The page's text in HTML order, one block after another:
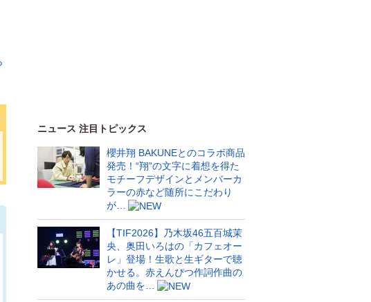
ニュース 注目トピックス
櫻井翔 BAKUNEとのコラボ商品
発売！“翔”の文字に着想を得た
モチーフデザインとメンバーカ
ラーの赤など随所にこだわり
が…
【TIF2026】乃木坂46五百城茉
央、奥田いろはの「カフェオー
レ」登場！生歌と生ギターで聴
かせる。赤えんぴつ作詞作曲の
あの曲を…